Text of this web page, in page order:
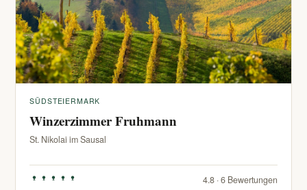
SÜDSTEIERMARK
Winzerzimmer Fruhmann
St. Nikolai im Sausal
4.8 · 6 Bewertungen